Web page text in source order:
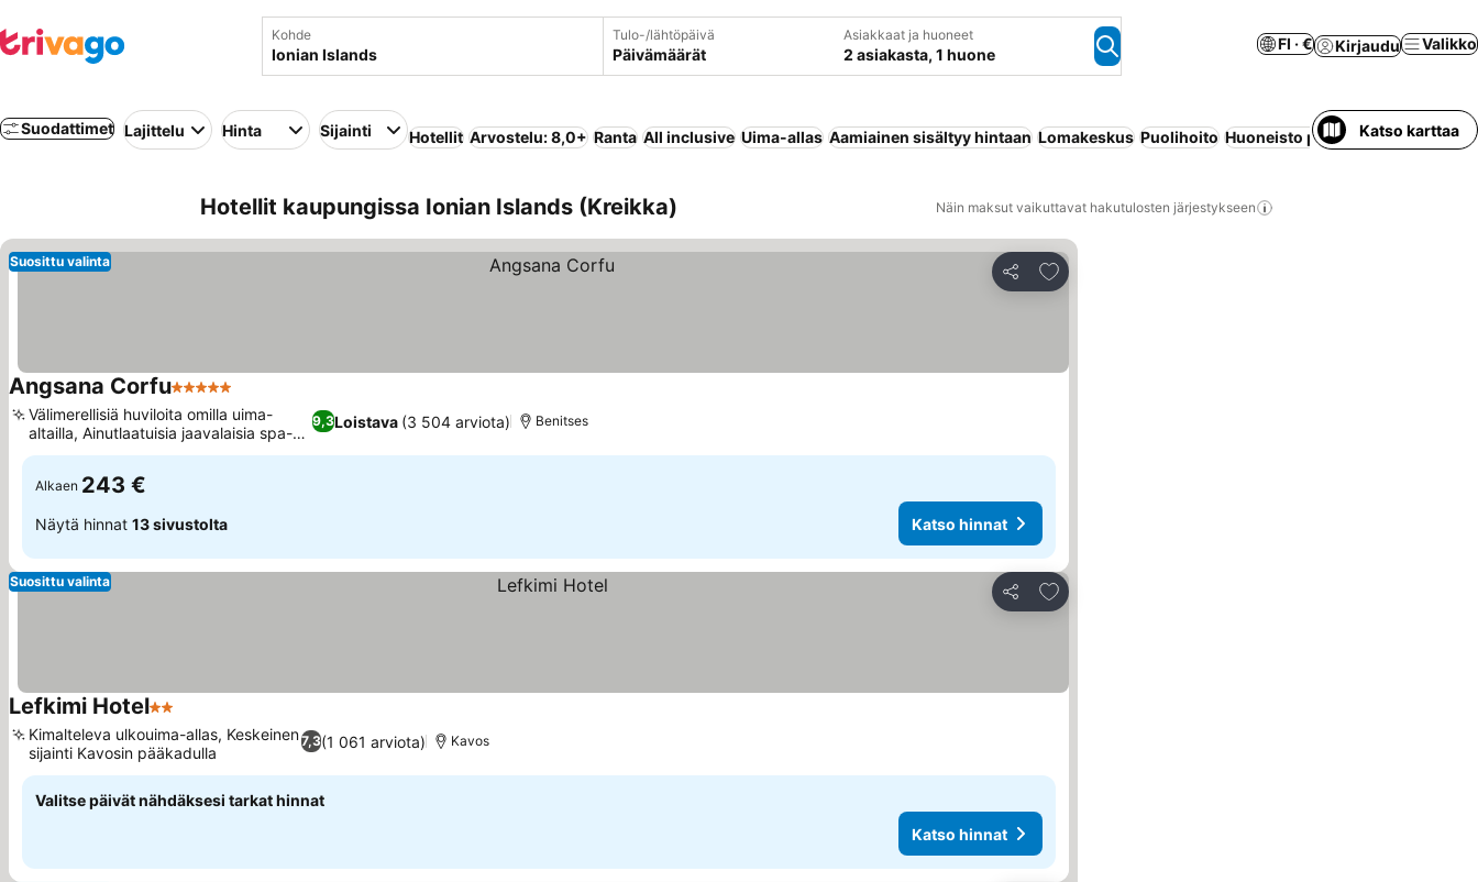
Kohde Tulo-/lähtöpäivä
Päivämäärät
Asiakkaat ja huoneet
2 asiakasta, 1 huone
FI · € Kirjaudu Valikko
Suodattimet Lajittelu Hinta Sijainti Hotellit Arvostelu: 8,0+ Ranta All inclusive Uima-allas Aamiainen sisältyy hintaan Lomakeskus Puolihoito Huoneisto palveluilla Koko talo/
Katso karttaa
Hotellit kaupungissa Ionian Islands (Kreikka) Näin maksut vaikuttavat hakutulosten järjestykseen
Jaa
Lisää suosikkeihin
Suosittu valinta
Angsana Corfu5 Tähtiluokitus
9,3Loistava (3 504 arviota)
Välimerellisiä huviloita omilla uima-
altailla, Ainutlaatuisia jaavalaisia spa-
hoitoja
Benitses
Alkaen 243 €
Näytä hinnat 13 sivustolta Katso hinnat
Jaa
Lisää suosikkeihin
Suosittu valinta
Lefkimi Hotel2 Tähtiluokitus
7,3(1 061 arviota)
Kimalteleva ulkouima-allas, Keskeinen
sijainti Kavosin pääkadulla
Kavos
Valitse päivät nähdäksesi tarkat hinnat
Katso hinnat